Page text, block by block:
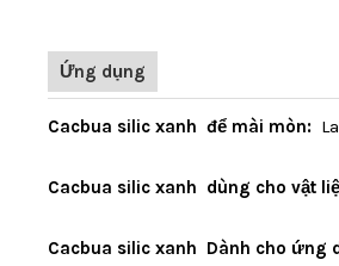
Ứng dụng
Cacbua silic xanh để mài mòn:
Cacbua silic xanh dùng cho vật
Cacbua silic xanh Dành cho ứng